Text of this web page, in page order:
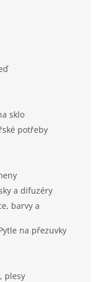
sklo
potřeby
a difuzéry
barvy a
na přezuvky
plesy